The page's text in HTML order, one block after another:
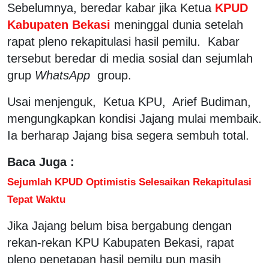
Sebelumnya, beredar kabar jika Ketua KPUD
Kabupaten Bekasi meninggal dunia setelah
rapat pleno rekapitulasi hasil pemilu. Kabar
tersebut beredar di media sosial dan sejumlah
grup WhatsApp group.
Usai menjenguk, Ketua KPU, Arief Budiman,
mengungkapkan kondisi Jajang mulai membaik.
Ia berharap Jajang bisa segera sembuh total.
Baca Juga :
Sejumlah KPUD Optimistis Selesaikan Rekapitulasi
Tepat Waktu
Jika Jajang belum bisa bergabung dengan
rekan-rekan KPU Kabupaten Bekasi, rapat
pleno penetapan hasil pemilu pun masih